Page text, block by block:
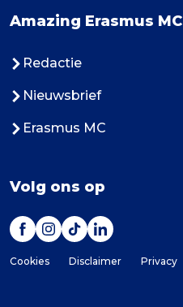
Amazing Erasmus MC
Redactie
Nieuwsbrief
Erasmus MC
Volg ons op
Cookies Disclaimer Privacy